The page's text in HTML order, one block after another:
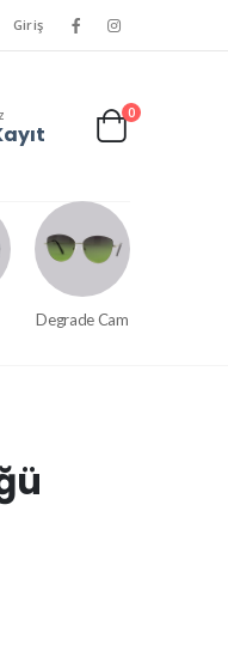
Giriş
0
Degrade Cam